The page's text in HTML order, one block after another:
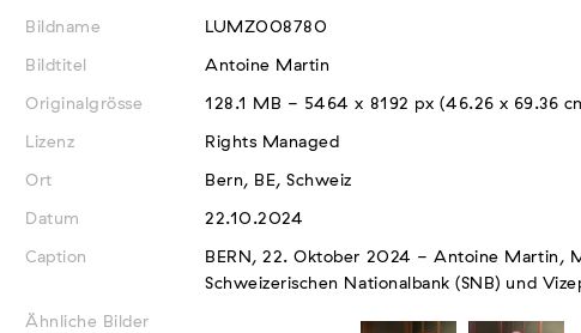
Bildname LUMZ008780
Bildtitel Antoine Martin
Originalgrösse 128.1 MB - 5464 x 8192 px (46.26 x 69.36
Lizenz Rights Managed
Ort Bern, BE, Schweiz
Datum 22.10.2024
Caption
BERN, 22. Oktober 2024 - Antoine Martin,
Schweizerischen Nationalbank (SNB) und
Ähnliche Bilder